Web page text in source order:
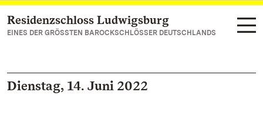
Zum Hauptinhalt springen
Residenzschloss Ludwigsburg
EINES DER GRÖSSTEN BAROCKSCHLÖSSER DEUTSCHLANDS
Dienstag, 14. Juni 2022